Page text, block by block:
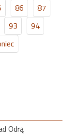
86
87
93
94
Odrą